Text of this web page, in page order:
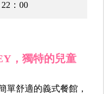
：00
，獨特的兒童
單舒適的義式餐館，